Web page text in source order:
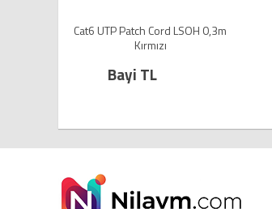
Cat6 UTP Patch Cord LSOH 0,3m
Kırmızı
Bayi TL